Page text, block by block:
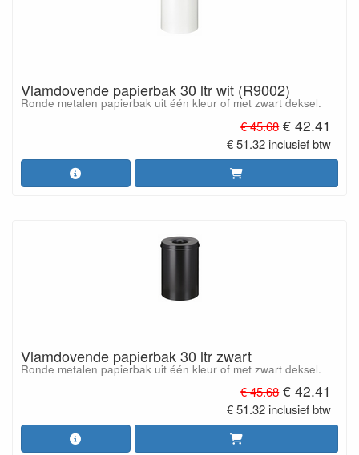
Vlamdovende papierbak 30 ltr wit (R9002)
Ronde metalen papierbak uit één kleur of met zwart deksel.
€ 45.68 € 42.41
€ 51.32 inclusief btw
Vlamdovende papierbak 30 ltr zwart
Ronde metalen papierbak uit één kleur of met zwart deksel.
€ 45.68 € 42.41
€ 51.32 inclusief btw